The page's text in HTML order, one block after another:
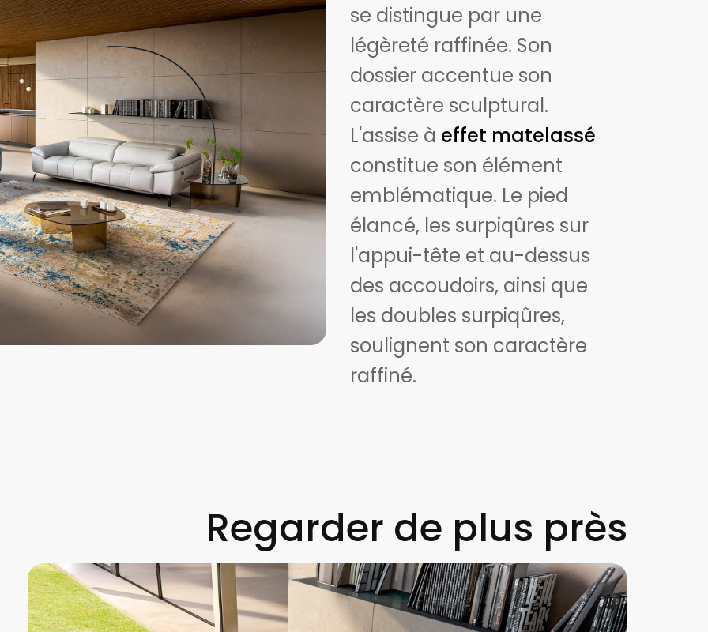
se distingue par une
légèreté raffinée. Son
dossier accentue son
caractère sculptural.
L'assise à effet matelassé
constitue son élément
emblématique. Le pied
élancé, les surpiqûres sur
l'appui-tête et au-dessus
des accoudoirs, ainsi que
les doubles surpiqûres,
soulignent son caractère
raffiné.
Regarder de plus près